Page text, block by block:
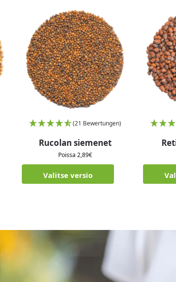
(21 Bewertungen)
Rucolan siemenet
Poissa 2,89€
Valitse versio